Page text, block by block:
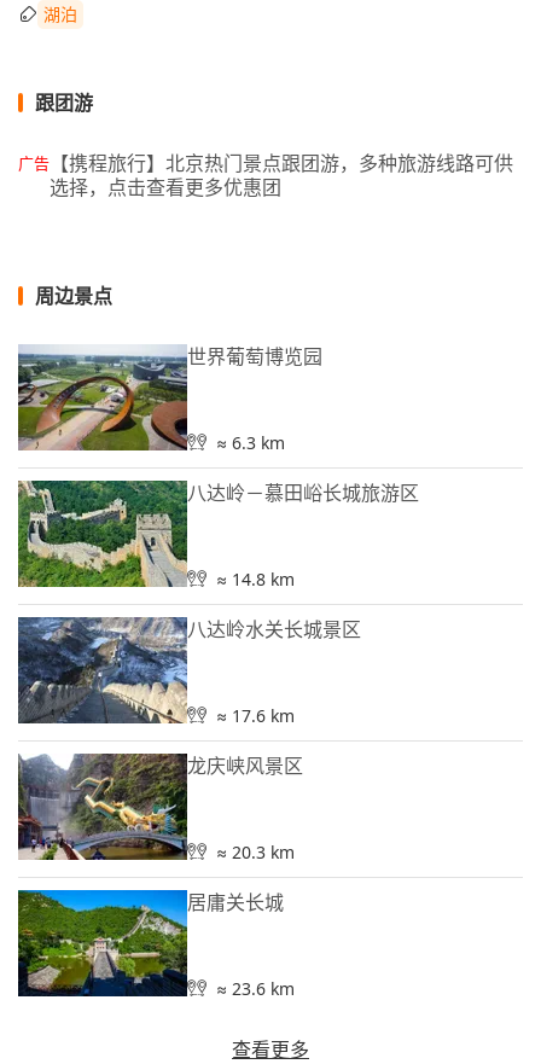
湖泊
跟团游
广告 【携程旅行】北京热门景点跟团游，多种旅游线路可供
选择，点击查看更多优惠团
周边景点
世界葡萄博览园
≈ 6.3 km
八达岭－慕田峪长城旅游区
≈ 14.8 km
八达岭水关长城景区
≈ 17.6 km
龙庆峡风景区
≈ 20.3 km
居庸关长城
≈ 23.6 km
查看更多